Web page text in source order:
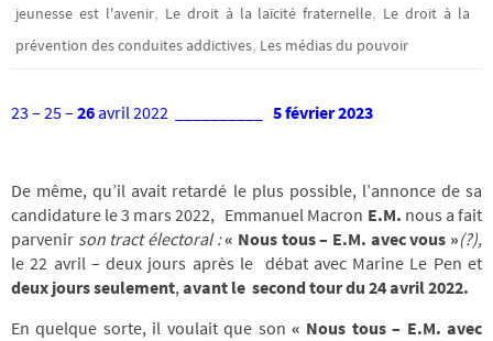
jeunesse est l'avenir, Le droit à la laïcité fraternelle, Le droit à la
prévention des conduites addictives, Les médias du pouvoir
23 – 25– 26 avril 2022 __________ 5 février 2023
De même, qu’il avait retardé le plus possible, l’annonce de sa
candidature le 3 mars 2022, Emmanuel Macron E.M. nous a fait
parvenir son tract électoral :« Nous tous – E.M. avec vous »(?),
le 22 avril – deux jours après le débat avecMarine Le Pen et
deux jours seulement,avant le second tour du 24 avril 2022.
En quelque sorte, il voulait que son « Nous tous – E.M. avec